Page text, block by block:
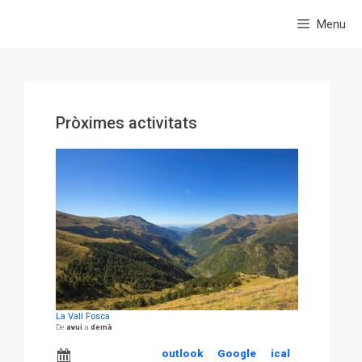
Menu
Pròximes activitats
La Vall Fosca
avui demà
ical
Google
outlook